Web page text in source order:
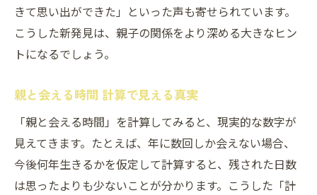
きて思い出ができた」といった声も寄せられています。
こうした新発見は、親子の関係をより深める大きなヒン
トになるでしょう。
親と会える時間 計算で見える真実
「親と会える時間」を計算してみると、現実的な数字が
見えてきます。たとえば、年に数回しか会えない場合、
今後何年生きるかを仮定して計算すると、残された日数
は思ったよりも少ないことが分かります。こうした「計